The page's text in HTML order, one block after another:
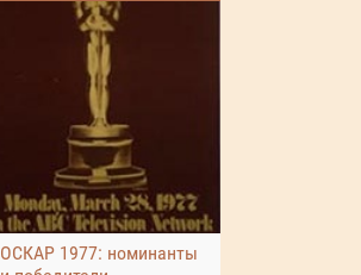
ОСКАР 1977: номинанты